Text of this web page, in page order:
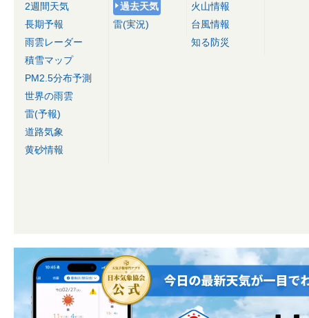
2週間天気
長期予報
雨雲レーダー
積雪マップ
PM2.5分布予測
世界の雨雲
雷(予報)
道路気象
黄砂情報
過去天気
雷(実況)
火山情報
台風情報
知る防災